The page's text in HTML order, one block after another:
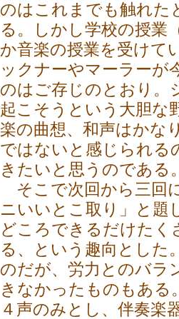
のはこれまでも触れた
る。しかし学校の授業
か音楽の授業を受けて
ックナーやマーラーが
のはご存じのとおり。
起こそうという大胆な
楽の曲想、和声はかな
ではないと感じられる
きたいと思うのである
そこで次回から三回
ニいいとこ取り」と題
どころできるだけた
る、という趣向とした
のだが、労力とのバラ
きなかったものもある
４声のみとし、伴奏楽